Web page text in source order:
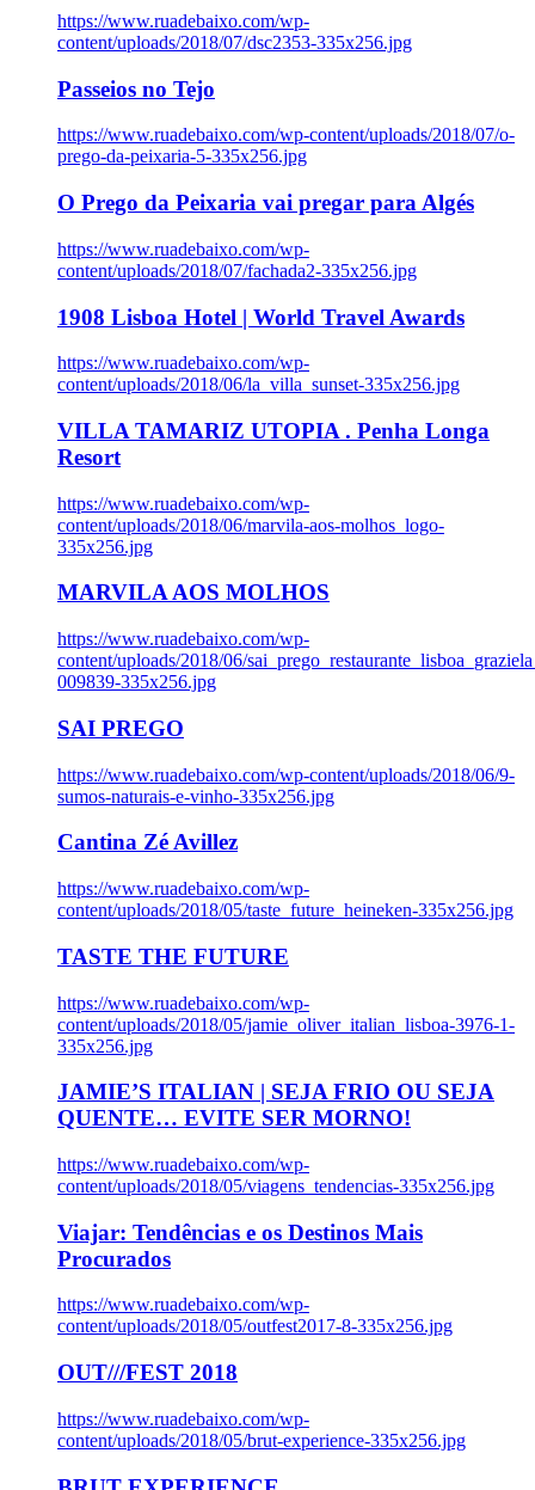
https://www.ruadebaixo.com/wp-
content/uploads/2018/07/dsc2353-335x256.jpg
Passeios no Tejo
https://www.ruadebaixo.com/wp-content/uploads/2018/07/o-
prego-da-peixaria-5-335x256.jpg
O Prego da Peixaria vai pregar para Algés
https://www.ruadebaixo.com/wp-
content/uploads/2018/07/fachada2-335x256.jpg
1908 Lisboa Hotel | World Travel Awards
https://www.ruadebaixo.com/wp-
content/uploads/2018/06/la_villa_sunset-335x256.jpg
VILLA TAMARIZ UTOPIA . Penha Longa
Resort
https://www.ruadebaixo.com/wp-
content/uploads/2018/06/marvila-aos-molhos_logo-
335x256.jpg
MARVILA AOS MOLHOS
https://www.ruadebaixo.com/wp-
content/uploads/2018/06/
009839-335x256.jpg
SAI PREGO
https://www.ruadebaixo.com/wp-content/uploads/2018/06/9-
sumos-naturais-e-vinho-335x256.jpg
Cantina Zé Avillez
https://www.ruadebaixo.com/wp-
content/uploads/2018/05/taste_future_heineken-335x256.jpg
TASTE THE FUTURE
https://www.ruadebaixo.com/wp-
content/uploads/2018/05/jamie_oliver_italian_lisboa-3976-1-
335x256.jpg
JAMIE’S ITALIAN | SEJA FRIO OU SEJA
QUENTE… EVITE SER MORNO!
https://www.ruadebaixo.com/wp-
content/uploads/2018/05/viagens_tendencias-335x256.jpg
Viajar: Tendências e os Destinos Mais
Procurados
https://www.ruadebaixo.com/wp-
content/uploads/2018/05/outfest2017-8-335x256.jpg
OUT///FEST 2018
https://www.ruadebaixo.com/wp-
content/uploads/2018/05/brut-experience-335x256.jpg